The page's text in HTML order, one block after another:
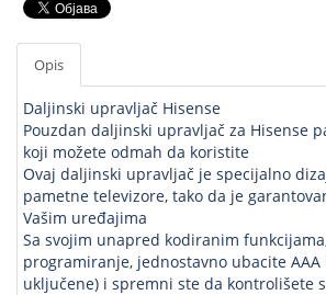
Opis
Daljinski upravljač Hisense
Pouzdan daljinski upravljač za Hisense
koji možete odmah da koristite
Ovaj daljinski upravljač je specijalno
pametne televizore, tako da je
Vašim uređajima
Sa svojim unapred kodiranim
programiranje, jednostavno ubacite
uključene) i spremni ste da kontrolišete